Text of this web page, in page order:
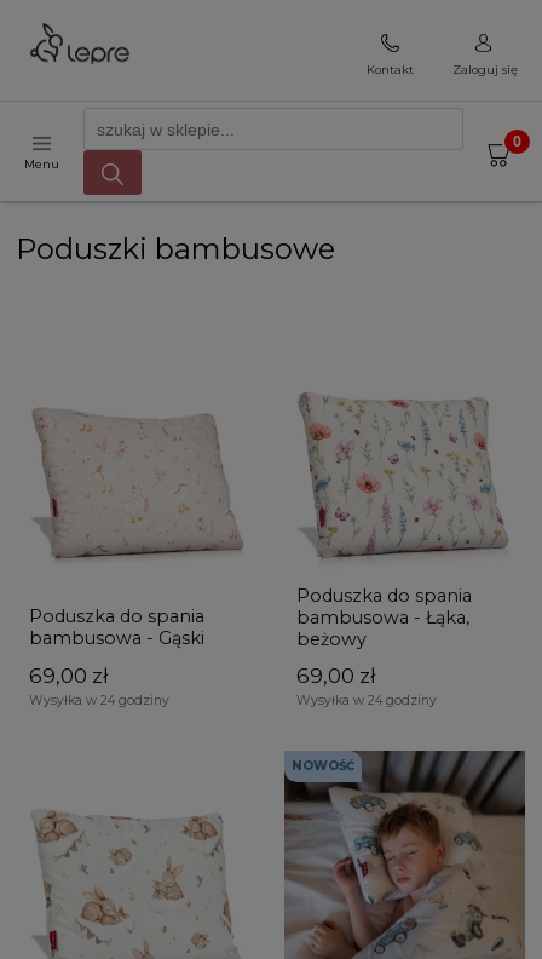
Kontakt Zaloguj się
Menu
Poduszki bambusowe
Poduszka do spania
bambusowa - Gąski
69,00 zł
Wysyłka w 24 godziny
Poduszka do spania
bambusowa - Łąka,
beżowy
69,00 zł
Wysyłka w 24 godziny
NOWOŚĆ